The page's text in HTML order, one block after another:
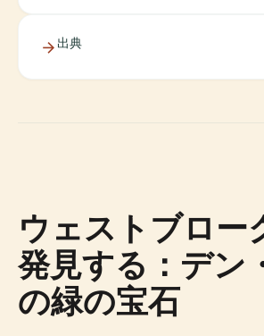
出典
ウェストブロー
発見する：デン
の緑の宝石